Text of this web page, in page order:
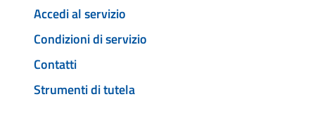
Accedi al servizio
Condizioni di servizio
Contatti
Strumenti di tutela